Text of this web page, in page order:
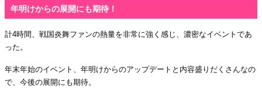
年明けからの展開にも期待！
計4時間、戦国炎舞ファンの熱量を非常に強く感じ、濃密なイベントであ
った。
年末年始のイベント、年明けからのアップデートと内容盛りだくさんなの
で、今後の展開にも期待。